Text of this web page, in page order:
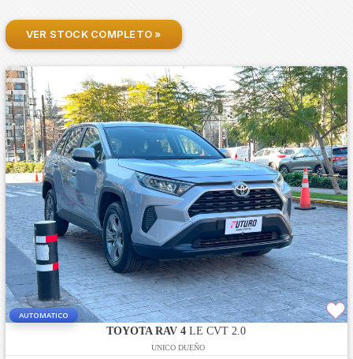
VER STOCK COMPLETO »
AUTOMATICO
TOYOTA RAV 4 LE CVT 2.0
UNICO DUEÑO